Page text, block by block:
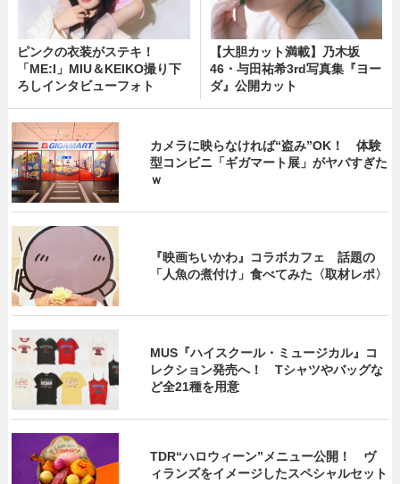
ピンクの衣装がステキ！
「ME:I」MIU＆KEIKO撮り下
ろしインタビューフォト
【大胆カット満載】乃木坂
46・与田祐希3rd写真集『ヨー
ダ』公開カット
カメラに映らなければ“盗み”OK！ 体験
型コンビニ「ギガマート展」がヤバすぎた
ｗ
『映画ちいかわ』コラボカフェ 話題の
「人魚の煮付け」食べてみた〈取材レポ〉
MUS『ハイスクール・ミュージカル』コ
レクション発売へ！ Tシャツやバッグな
ど全21種を用意
TDR“ハロウィーン”メニュー公開！ ヴ
ィランズをイメージしたスペシャルセット